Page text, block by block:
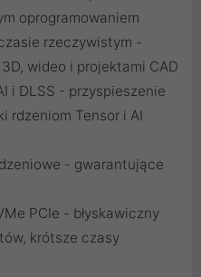
oprogramowaniem
rzeczywistym -
wideo i projektami CAD
i DLSS - przyspieszenie
rdzeniom Tensor i AI
- gwarantujące
PCIe - błyskawiczny
krótsze czasy